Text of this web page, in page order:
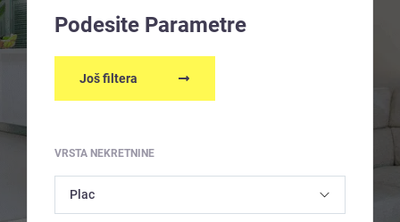
Podesite Parametre
Još filtera
VRSTA NEKRETNINE